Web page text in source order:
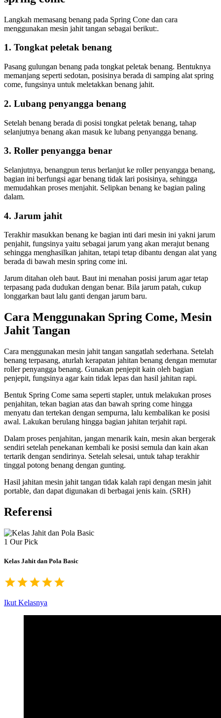
Langkah memasang benang pada Spring Cone dan cara
menggunakan mesin jahit tangan sebagai berikut:.
1. Tongkat peletak benang
Pasang gulungan benang pada tongkat peletak benang. Bentuknya
memanjang seperti sedotan, posisinya berada di samping alat spring
come, fungsinya untuk meletakkan benang jahit.
2. Lubang penyangga benang
Setelah benang berada di posisi tongkat peletak benang, tahap
selanjutnya benang akan masuk ke lubang penyangga benang.
3. Roller penyangga benar
Selanjutnya, benangpun terus berlanjut ke roller penyangga benang,
bagian ini berfungsi agar benang tidak lari posisinya, sehingga
memudahkan proses menjahit. Selipkan benang ke bagian paling
dalam.
4. Jarum jahit
Terakhir masukkan benang ke bagian inti dari mesin ini yakni jarum
penjahit, fungsinya yaitu sebagai jarum yang akan merajut benang
sehingga menghasilkan jahitan, tetapi tetap dibantu dengan alat yang
berada di bawah mesin spring come ini.
Jarum ditahan oleh baut. Baut ini menahan posisi jarum agar tetap
terpasang pada dudukan dengan benar. Bila jarum patah, cukup
longgarkan baut lalu ganti dengan jarum baru.
Cara Menggunakan Spring Come, Mesin
Jahit Tangan
Cara menggunakan mesin jahit tangan sangatlah sederhana. Setelah
benang terpasang, aturlah kerapatan jahitan benang dengan memutar
roller penyangga benang. Gunakan penjepit kain oleh bagian
penjepit, fungsinya agar kain tidak lepas dan hasil jahitan rapi.
Bentuk Spring Come sama seperti stapler, untuk melakukan proses
penjahitan, tekan bagian atas dan bawah spring come hingga
menyatu dan tertekan dengan sempurna, lalu kembalikan ke posisi
awal. Lakukan berulang hingga bagian jahitan terjahit rapi.
Dalam proses penjahitan, jangan menarik kain, mesin akan bergerak
sendiri setelah penekanan kembali ke posisi semula dan kain akan
tertarik dengan sendirinya. Setelah selesai, untuk tahap terakhir
tinggal potong benang dengan gunting.
Hasil jahitan mesin jahit tangan tidak kalah rapi dengan mesin jahit
portable, dan dapat digunakan di berbagai jenis kain. (SRH)
Referensi
1 Our Pick
Kelas Jahit dan Pola Basic
Ikut Kelasnya